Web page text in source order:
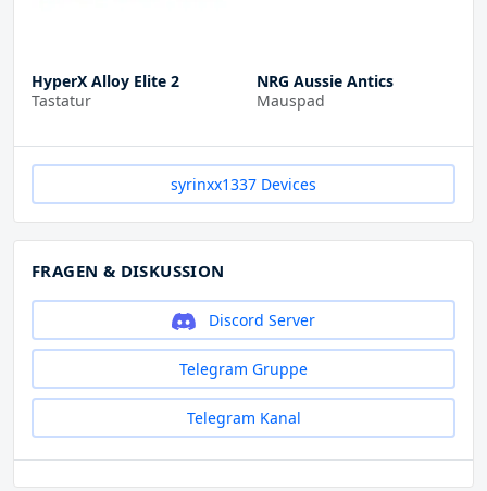
HyperX Alloy Elite 2
Tastatur
NRG Aussie Antics
Mauspad
syrinxx1337 Devices
FRAGEN & DISKUSSION
Discord Server
Telegram Gruppe
Telegram Kanal